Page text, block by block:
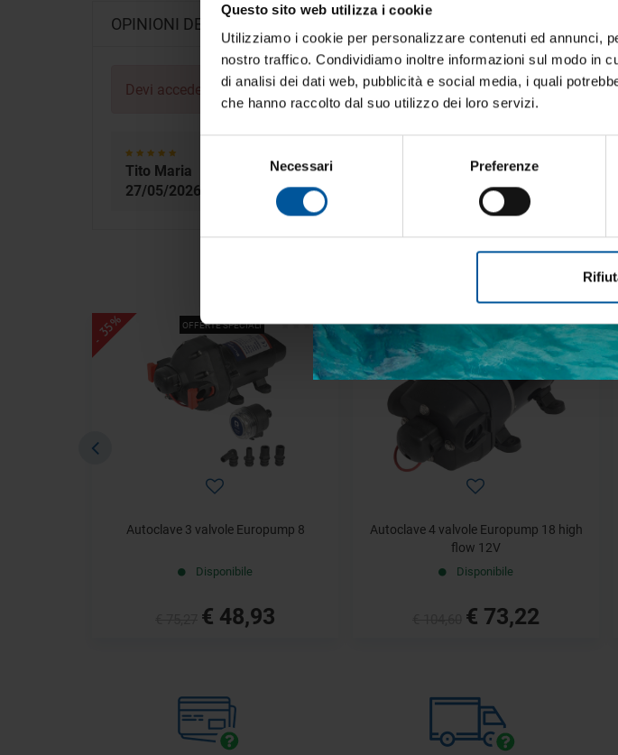
Tieniti aggiornato sulle
tua barca
Iscriviti alla newsletter e ricevi le
vive la nautica ogni giorno. Con MTO
Accetto trattamento dati personali
Questo sito web utilizza i cookie
Utilizziamo i cookie per personalizzare contenuti ed annunci,
nostro traffico. Condividiamo inoltre informazioni sul modo in
di analisi dei dati web, pubblicità e social media, i quali
che hanno raccolto dal suo utilizzo dei loro servizi.
consenso
Necessari Preferenze
OPINIONI DEI CLIENTI
Devi accedere per poter scrivere la tua opinione.
Tito Maria
27/05/2026
Recensione verificata
DELLA
OFFERTE SPECIALI
- 35%
Autoclave 3 valvole Europump 8
Disponibile
€ 48,93
OFFERTE SPECIALI
- 30%
Autoclave 4 valvole Europump 18 high
flow 12V
Disponibile
€ 73,22